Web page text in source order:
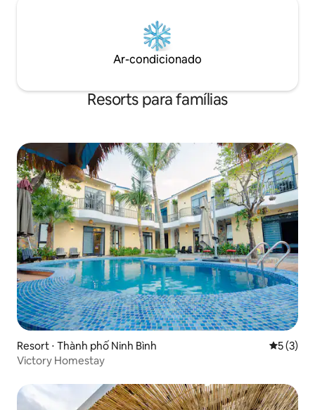
Ar-condicionado
Resorts para famílias
Resort ⋅ Thành phố Ninh Bình 5 de
5 (3)
Victory Homestay